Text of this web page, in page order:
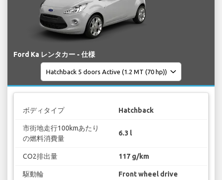
Ford Ka レンタカー - 仕様
ボディタイプ Hatchback
市街地走行100kmあたり
の燃料消費量
6.3 l
CO2排出量 117 g/km
駆動輪 Front wheel drive